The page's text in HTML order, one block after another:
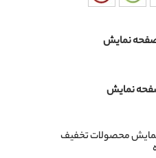
نمایش
نمایش
محصولات تخفیف